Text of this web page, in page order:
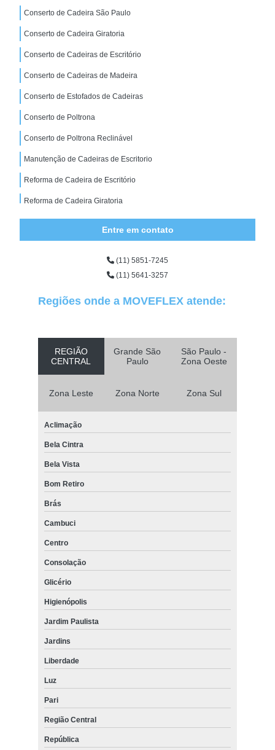
Conserto de Cadeira São Paulo
Conserto de Cadeira Giratoria
Conserto de Cadeiras de Escritório
Conserto de Cadeiras de Madeira
Conserto de Estofados de Cadeiras
Conserto de Poltrona
Conserto de Poltrona Reclinável
Manutenção de Cadeiras de Escritorio
Reforma de Cadeira de Escritório
Reforma de Cadeira Giratoria
Entre em contato
(11) 5851-7245
(11) 5641-3257
Regiões onde a MOVEFLEX atende:
REGIÃO
CENTRAL
Grande São
Paulo
São Paulo -
Zona Oeste
Zona Leste Zona Norte Zona Sul
Aclimação
Bela Cintra
Bela Vista
Bom Retiro
Brás
Cambuci
Centro
Consolação
Glicério
Higienópolis
Jardim Paulista
Jardins
Liberdade
Luz
Pari
Região Central
República